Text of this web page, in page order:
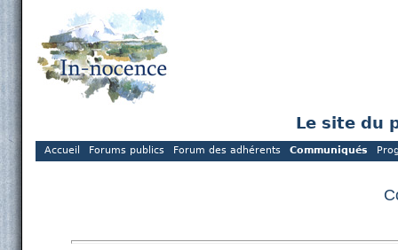
Le site du
Accueil Forums publics Forum des adhérents Communiqués